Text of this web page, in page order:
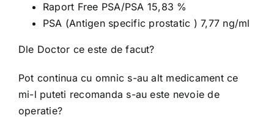
Raport Free PSA/PSA 15,83 %
PSA (Antigen specific prostatic ) 7,77 ng/ml
Dle Doctor ce este de facut?
Pot continua cu omnic s-au alt medicament ce
mi-l puteti recomanda s-au este nevoie de
operatie?